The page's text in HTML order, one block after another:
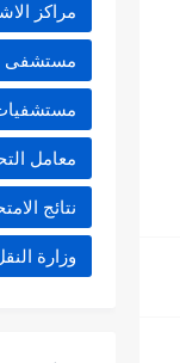
مراكز
مستشفى
معامل
نتائج
وزارة